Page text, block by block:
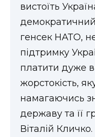
вистоїть
демократичний
генсек НАТО,
підтримку
платити дуже
жорстокість,
намагаючись
державу та її
Віталій Кличко.